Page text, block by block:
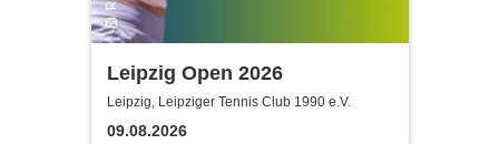
Leipzig Open 2026
Leipzig, Leipziger Tennis Club 1990 e.V.
09.08.2026